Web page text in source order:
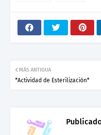
MÁS ANTIGUA
*Actividad de Esterilización*